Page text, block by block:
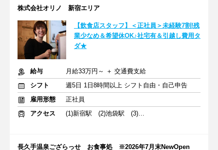
株式会社オリノ 新宿エリア
【飲食店スタッフ】＜正社員＞未経験7割!残
業少なめ＆希望休OK♪社宅有＆引越し費用タ
ダ★
給与
月給33万円～ ＋ 交通費支給
シフト
週5日 1日8時間以上 シフト自由・自己申告
雇用形態
正社員
アクセス
(1)新宿駅 (2)池袋駅 (3)中野駅
長久手温泉ござらっせ お食事処 ※2026年7月末NewOpen